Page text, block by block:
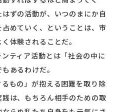
ずの活動が、いつのまにか自
めていく、ということは、市
体験されることだ。
ティア活動とは「社会の中に
あるわけだ。
もの」が抱える困難を取り除
は、もちろん相手のための取